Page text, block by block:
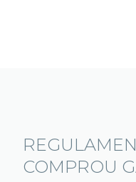
COMPROU